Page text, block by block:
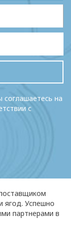
соглашаетесь на
с
ягод. Успешно
партнерами в